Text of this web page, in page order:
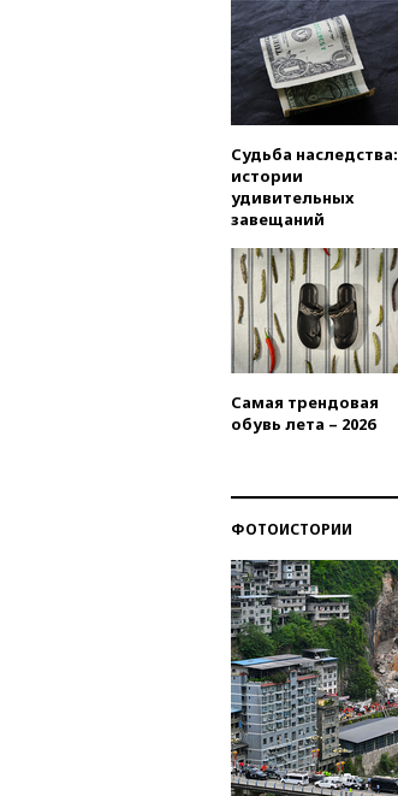
Судьба наследства:
истории
удивительных
завещаний
Самая трендовая
обувь лета – 2026
ФОТОИСТОРИИ